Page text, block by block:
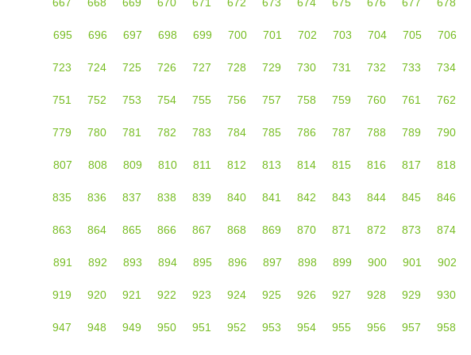
695 696 697 698 699 700 701 702 703 704 705 706
723 724 725 726 727 728 729 730 731 732 733 734
751 752 753 754 755 756 757 758 759 760 761 762
779 780 781 782 783 784 785 786 787 788 789 790
807 808 809 810 811 812 813 814 815 816 817 818
835 836 837 838 839 840 841 842 843 844 845 846
863 864 865 866 867 868 869 870 871 872 873 874
891 892 893 894 895 896 897 898 899 900 901 902
919 920 921 922 923 924 925 926 927 928 929 930
947 948 949 950 951 952 953 954 955 956 957 958